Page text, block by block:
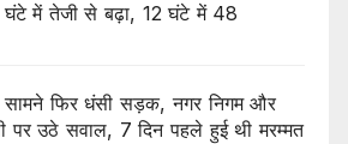
में तेजी से बढ़ा, 12 घंटे में 48
फिर धंसी सड़क, नगर निगम और
पर उठे सवाल, 7 दिन पहले हुई थी मरम्मत